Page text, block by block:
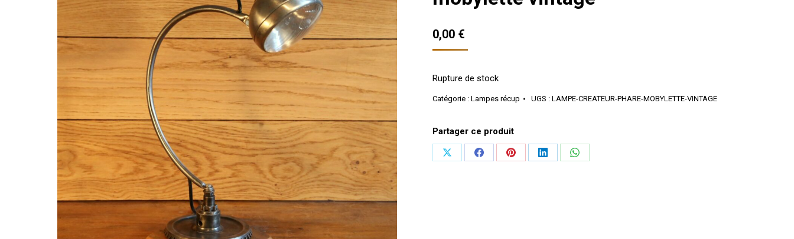
0,00 €
Rupture de stock
Catégorie : Lampes récup UGS : LAMPE-CREATEUR-PHARE-MOBYLETTE-VINTAGE
Partager ce produit
PartagerPartagerPartagerPartagerPartager